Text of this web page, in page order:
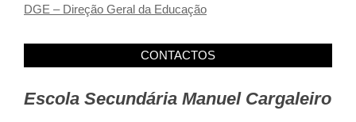
DGE – Direção Geral da Educação
CONTACTOS
Escola Secundária Manuel Cargaleiro